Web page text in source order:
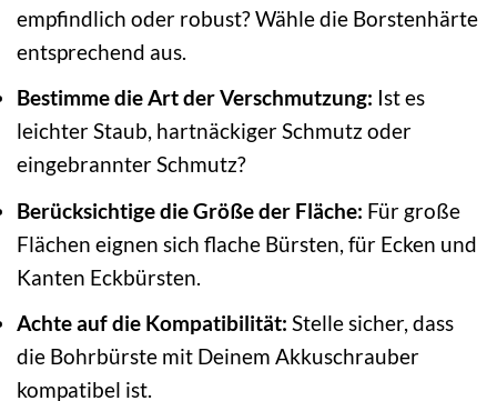
empfindlich oder robust? Wähle die Borstenhärte
entsprechend aus.
Bestimme die Art der Verschmutzung: Ist es
leichter Staub, hartnäckiger Schmutz oder
eingebrannter Schmutz?
Berücksichtige die Größe der Fläche: Für große
Flächen eignen sich flache Bürsten, für Ecken und
Kanten Eckbürsten.
Achte auf die Kompatibilität: Stelle sicher, dass
die Bohrbürste mit Deinem Akkuschrauber
kompatibel ist.